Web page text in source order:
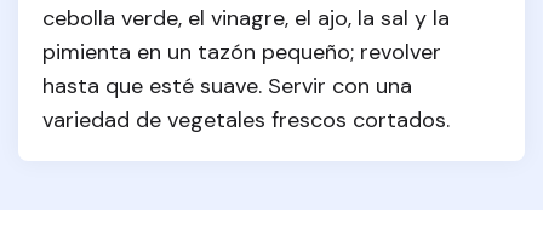
cebolla verde, el vinagre, el ajo, la sal y la
pimienta en un tazón pequeño; revolver
hasta que esté suave. Servir con una
variedad de vegetales frescos cortados.